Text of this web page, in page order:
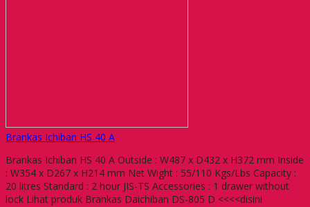
Brankas Ichiban HS 40 A
Brankas Ichiban HS 40 A Outside : W487 x D432 x H372 mm Inside
: W354 x D267 x H214 mm Net Wight : 55/110 Kgs/Lbs Capacity :
20 litres Standard : 2 hour JIS-TS Accessories : 1 drawer without
lock Lihat produk Brankas Daichiban DS-805 D <<<<disini